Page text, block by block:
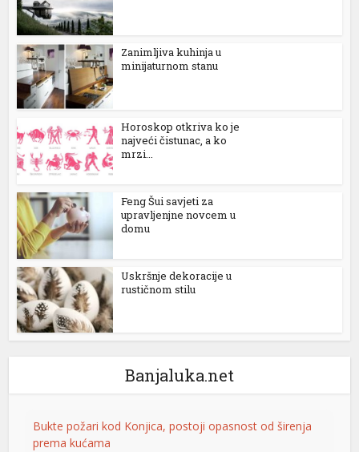
Zanimljiva kuhinja u
minijaturnom stanu
Horoskop otkriva ko je
najveći čistunac, a ko
mrzi...
Feng Šui savjeti za
upravljenjne novcem u
domu
Uskršnje dekoracije u
rustičnom stilu
Banjaluka.net
Bukte požari kod Konjica, postoji opasnost od širenja
prema kućama